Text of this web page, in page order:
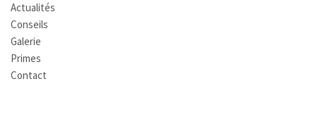
Actualités
Conseils
Galerie
Primes
Contact